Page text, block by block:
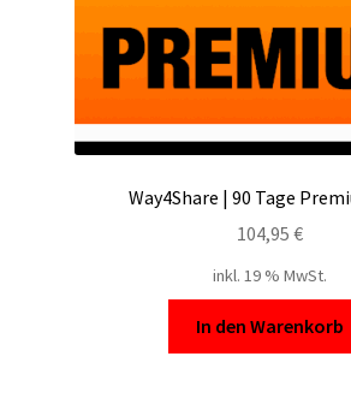
Filespace
VipFile.cc
Ex-Load
Way4Share | 90 Tage
104,95 €
inkl. 19 % MwSt.
In den Warenkorb